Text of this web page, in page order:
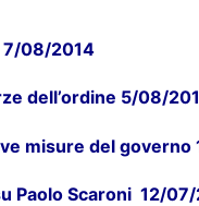
7/08/2014
dell’ordine 5/08/
misure del
Paolo Scaroni 12/